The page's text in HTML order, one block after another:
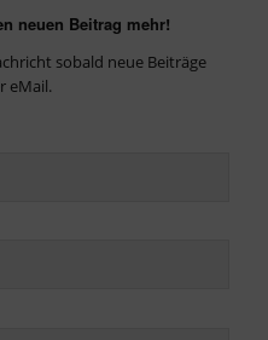
neuen Beitrag mehr!
sobald neue Beiträge
eMail.